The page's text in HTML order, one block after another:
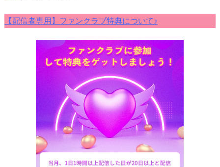
【配信者専用】ファンクラブ特典について♪